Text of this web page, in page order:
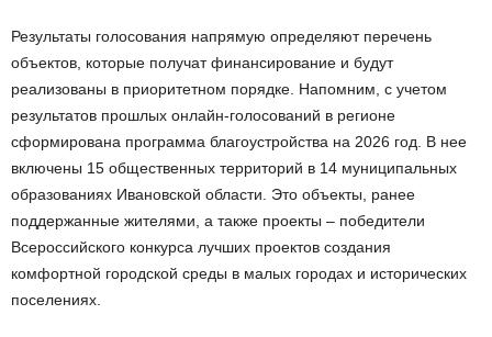
Результаты голосования напрямую определяют перечень
объектов, которые получат финансирование и будут
реализованы в приоритетном порядке. Напомним, с учетом
результатов прошлых онлайн-голосований в регионе
сформирована программа благоустройства на 2026 год. В нее
включены 15 общественных территорий в 14 муниципальных
образованиях Ивановской области. Это объекты, ранее
поддержанные жителями, а также проекты – победители
Всероссийского конкурса лучших проектов создания
комфортной городской среды в малых городах и исторических
поселениях.